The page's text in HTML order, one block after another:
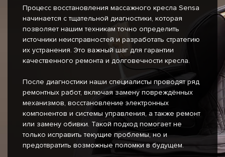
Процесс восстановления массажного кресла Sensa
начинается с тщательной диагностики, которая
позволяет нашим техникам точно определить
источники неисправностей и разработать стратегию
их устранения. Это важный шаг для гарантии
качественного ремонта и долговечности кресла.
После диагностики наши специалисты проводят ряд
ремонтных работ, включая замену повреждённых
механизмов, восстановление электронных
компонентов и системы управления, а также ремонт
или замену обивки. Такой подход помогает не
только исправить текущие проблемы, но и
предотвратить возможные поломки в будущем.